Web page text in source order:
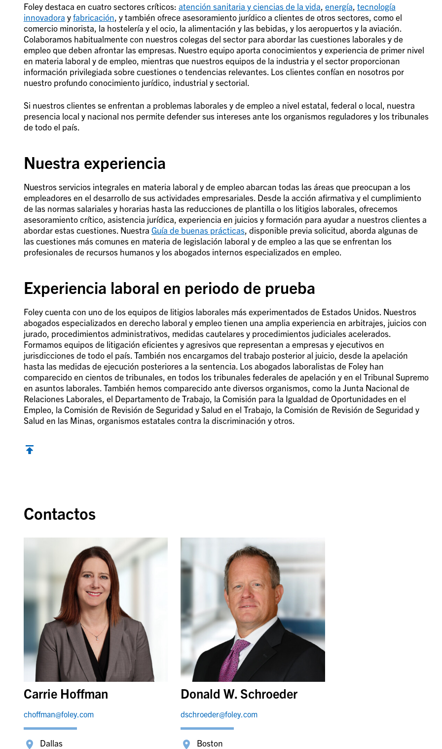
Foley destaca en cuatro sectores críticos: atención sanitaria y ciencias de la vida energía tecnología
innovadora yfabricación , y también ofrece asesoramiento jurídico a clientes de otros sectores, como el
comercio minorista, la hostelería y el ocio, la alimentación y las bebidas, y los aeropuertos y la aviación.
Colaboramos habitualmente con nuestros colegas del sector para abordar las cuestiones laborales y de
empleo que deben afrontar las empresas. Nuestro equipo aporta conocimientos y experiencia de primer nivel
en materia laboral y de empleo, mientras que nuestros equipos de la industria y el sector proporcionan
información privilegiada sobre cuestiones o tendencias relevantes. Los clientes confían en nosotros por
nuestro profundo conocimiento jurídico, industrial y sectorial.
Si nuestros clientes se enfrentan a problemas laborales y de empleo a nivel estatal, federal o local, nuestra
presencia local y nacional nos permite defender sus intereses ante los organismos reguladores y los tribunales
de todo el país.
Nuestra experiencia
Nuestros servicios integrales en materia laboral y de empleo abarcan todas las áreas que preocupan a los
empleadores en el desarrollo de sus actividades empresariales. Desde la acción afirmativa y el cumplimiento
de las normas salariales y horarias hasta las reducciones de plantilla o los litigios laborales, ofrecemos
asesoramiento crítico, asistencia jurídica, experiencia en juicios y formación para ayudar a nuestros clientes a
abordar estas cuestiones. Nuestra Guía de buenas prácticas, disponible previa solicitud, aborda algunas de
las cuestiones más comunes en materia de legislación laboral y de empleo a las que se enfrentan los
profesionales de recursos humanos y los abogados internos especializados en empleo.
Experiencia laboral en periodo de prueba
Foley cuenta con uno de los equipos de litigios laborales más experimentados de Estados Unidos. Nuestros
abogados especializados en derecho laboral y empleo tienen una amplia experiencia en arbitrajes, juicios con
jurado, procedimientos administrativos, medidas cautelares y procedimientos judiciales acelerados.
Formamos equipos de litigación eficientes y agresivos que representan a empresas y ejecutivos en
jurisdicciones de todo el país. También nos encargamos del trabajo posterior al juicio, desde la apelación
hasta las medidas de ejecución posteriores a la sentencia. Los abogados laboralistas de Foley han
comparecido en cientos de tribunales, en todos los tribunales federales de apelación y en el Tribunal Supremo
en asuntos laborales. También hemos comparecido ante diversos organismos, como la Junta Nacional de
Relaciones Laborales, el Departamento de Trabajo, la Comisión para la Igualdad de Oportunidades en el
Empleo, la Comisión de Revisión de Seguridad y Salud en el Trabajo, la Comisión de Revisión de Seguridad y
Salud en las Minas, organismos estatales contra la discriminación y otros.
Contactos
Carrie Hoffman
choffman@foley.com
Dallas
Donald W. Schroeder
dschroeder@foley.com
Boston